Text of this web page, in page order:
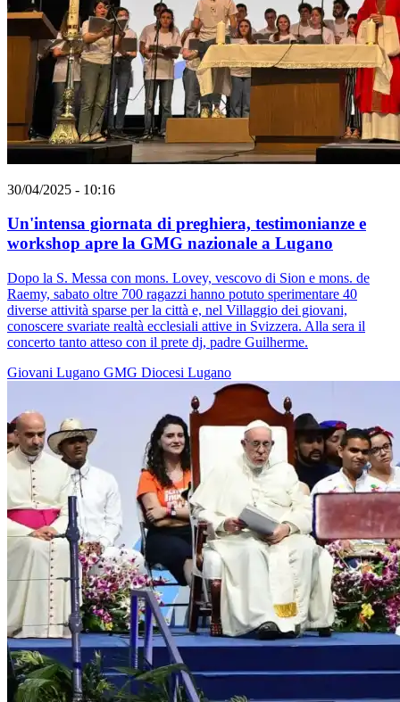
30/04/2025 - 10:16
Un'intensa giornata di preghiera, testimonianze e
workshop apre la GMG nazionale a Lugano
Dopo la S. Messa con mons. Lovey, vescovo di Sion e mons. de
Raemy, sabato oltre 700 ragazzi hanno potuto sperimentare 40
diverse attività sparse per la città e, nel Villaggio dei giovani,
conoscere svariate realtà ecclesiali attive in Svizzera. Alla sera il
concerto tanto atteso con il prete dj, padre Guilherme.
Giovani Lugano GMG Diocesi Lugano